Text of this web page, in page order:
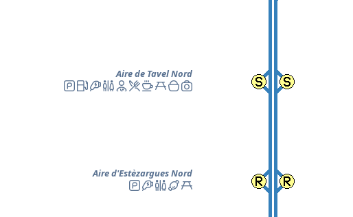
Aire de Tavel Nord
Aire d'EstèzarguesNord